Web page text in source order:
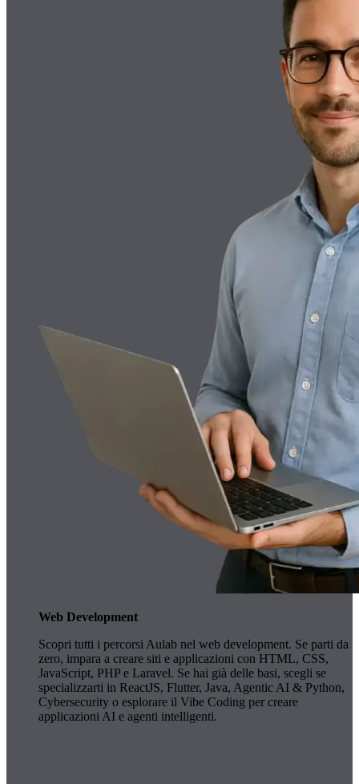
Web Development
Scopri tutti i percorsi Aulab nel web development. Se parti da
zero, impara a creare siti e applicazioni con HTML, CSS,
JavaScript, PHP e Laravel. Se hai già delle basi, scegli se
specializzarti in ReactJS, Flutter, Java, Agentic AI & Python,
Cybersecurity o esplorare il Vibe Coding per creare
applicazioni AI e agenti intelligenti.